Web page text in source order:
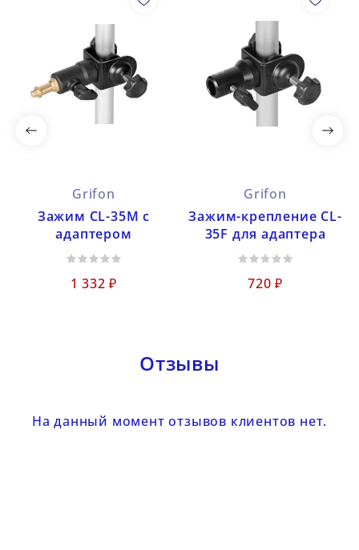
Grifon
Зажим CL-35M с
адаптером
1 332 ₽
Grifon
Зажим-крепление CL-
35F для адаптера
720 ₽
Отзывы
На данный момент отзывов клиентов нет.